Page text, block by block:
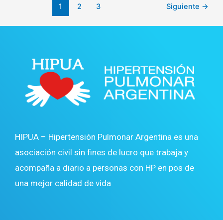
1 2 3 Siguiente →
HIPUA – Hipertensión Pulmonar Argentina es una
asociación civil sin fines de lucro que trabaja y
acompaña a diario a personas con HP en pos de
una mejor calidad de vida